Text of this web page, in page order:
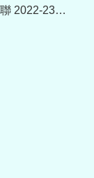
2022-23